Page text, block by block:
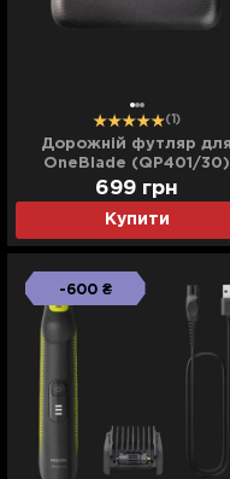
(1)
Дорожній футляр для
OneBlade (QP401/30)
Купити
699 грн
-600 ₴